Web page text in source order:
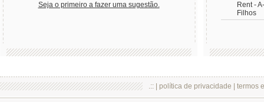
Seja o primeiro a fazer uma sugestão.
Rent -
Filhos
.:: | política de privacidade termos